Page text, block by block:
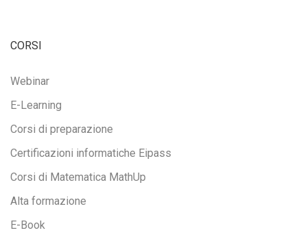
CORSI
Webinar
E-Learning
Corsi di preparazione
Certificazioni informatiche Eipass
Corsi di Matematica MathUp
Alta formazione
E-Book